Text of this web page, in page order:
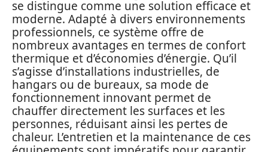
se distingue comme une solution efficace et
moderne. Adapté à divers environnements
professionnels, ce système offre de
nombreux avantages en termes de confort
thermique et d’économies d’énergie. Qu’il
s’agisse d’installations industrielles, de
hangars ou de bureaux, sa mode de
fonctionnement innovant permet de
chauffer directement les surfaces et les
personnes, réduisant ainsi les pertes de
chaleur. L’entretien et la maintenance de ces